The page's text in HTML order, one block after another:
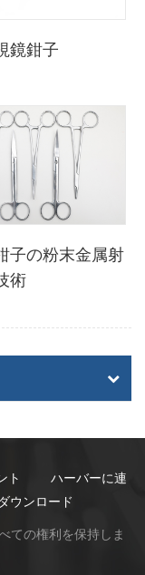
鏡鉗子
子の粉末金属射
術
ト
ハーバーに連
ダウンロード
ての権利を保持しま